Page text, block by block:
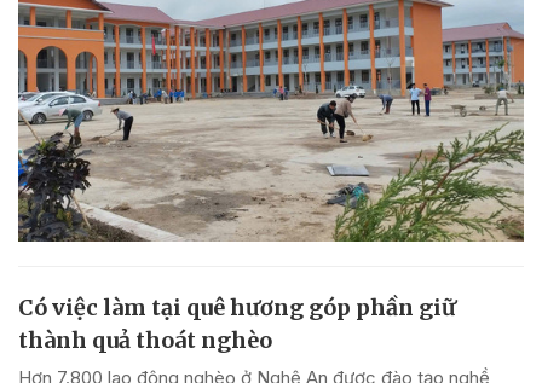
Có việc làm tại quê hương góp phần giữ
thành quả thoát nghèo
Hơn 7.800 lao động nghèo ở Nghệ An được đào tạo nghề,